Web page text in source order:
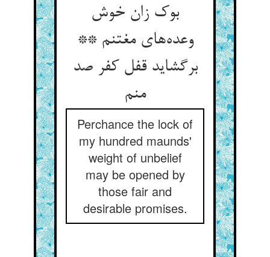
بوک زان خوش
وعده‌های مغتنم **
برگشاید قفل کفر صد
منم
Perchance the lock of
my hundred maunds'
weight of unbelief
may be opened by
those fair and
desirable promises.